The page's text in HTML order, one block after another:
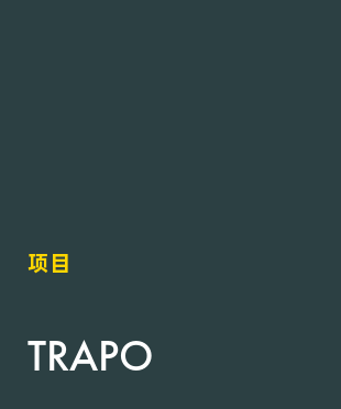
项目
TRAPO